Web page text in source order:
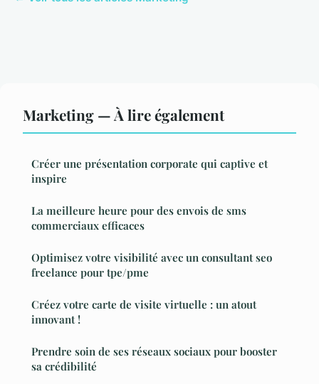
Marketing — À lire également
Créer une présentation corporate qui captive et
inspire
La meilleure heure pour des envois de sms
commerciaux efficaces
Optimisez votre visibilité avec un consultant seo
freelance pour tpe/pme
Créez votre carte de visite virtuelle : un atout
innovant !
Prendre soin de ses réseaux sociaux pour booster
sa crédibilité